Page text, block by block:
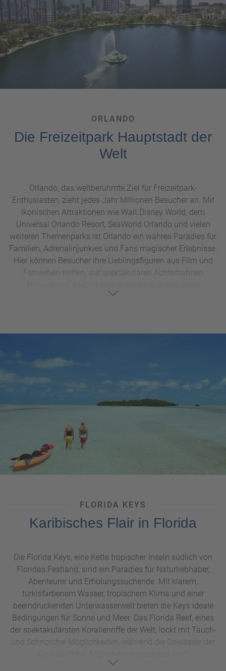
Aktivurlauber, Gourmets und
Erholungssuchende finden hier alle den perfekten
Urlaubsmix mit echtem Florida-Charme und ist durch das
angenehme Klima rund ums Jahr ein perfektes Reiseziel.
ORLANDO
Die Freizeitpark Hauptstadt der
Welt
Orlando, das weltberühmte Ziel für Freizeitpark-
Enthusiasten, zieht jedes Jahr Millionen Besucher an. Mit
ikonischen Attraktionen wie Walt Disney World, dem
Universal Orlando Resort, SeaWorld Orlando und vielen
weiteren Themenparks ist Orlando ein wahres Paradies für
Familien, Adrenalinjunkies und Fans magischer Erlebnisse.
Hier können Besucher ihre Lieblingsfiguren aus Film und
Fernsehen treffen, auf spektakulären Achterbahnen
Themenwelten eintauchen. Auch die
Erlebnis, das den Aufenthalt unvergesslich macht.
Abseits der Attraktionen können Besucher in luxuriösen
Shopping-Malls wie der Mall at Millenia oder den Orlando
International Premium Outlets stöbern und einkaufen. Die
Stadt überrascht zudem mit einer lebendigen Kunstszene –
von Galerien und Street Art bis hin zu Theatern und Live-
Musik. Orlando vereint magische Momente, aufregende
Abenteuer und abwechslungsreiche Freizeitmöglichkeiten
und ist damit ein ideales Reiseziel für Besucher jeden
FLORIDA KEYS
Karibisches Flair in Florida
Die Florida Keys, eine Kette tropischer Inseln südlich von
Floridas Festland, sind ein Paradies für Naturliebhaber,
Abenteurer und Erholungssuchende. Mit klarem,
türkisfarbenem Wasser, tropischem Klima und einer
beeindruckenden Unterwasserwelt bieten die Keys ideale
Bedingungen für Sonne und Meer. Das Florida Reef, eines
der spektakulärsten Korallenriffe der Welt, lockt mit Tauch-
und Schnorchel Möglichkeiten, während die Gewässer der